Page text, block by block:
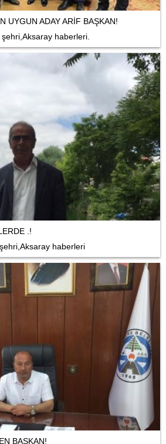
UYGUN ADAY ARİF BAŞKAN!
haberleri.
.!
haberleri
BAŞKAN!